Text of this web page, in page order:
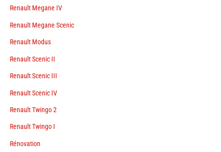
Renault Megane IV
Renault Megane Scenic
Renault Modus
Renault Scenic II
Renault Scenic III
Renault Scenic IV
Renault Twingo 2
Renault Twingo I
Rénovation